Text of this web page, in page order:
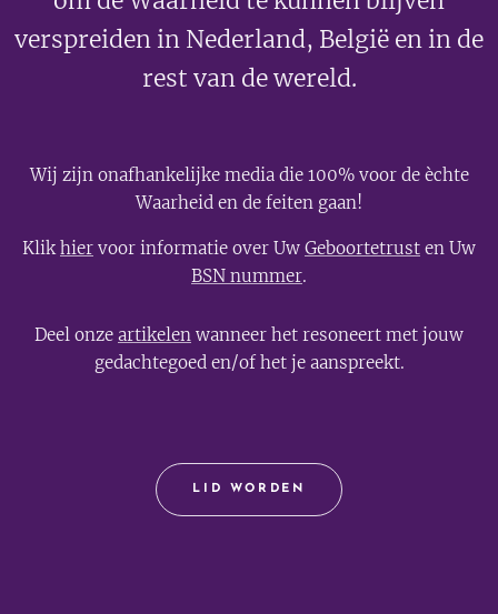
verspreiden in Nederland, België en in de
rest van de wereld.
Wij zijn onafhankelijke media die 100% voor de èchte
Waarheid en de feiten gaan!
Klikhier voor informatie over Uw Geboortetrust en Uw
BSN nummer.
Deel onze artikelen wanneer het resoneert met jouw
gedachtegoed en/of het je aanspreekt.
LID WORDEN